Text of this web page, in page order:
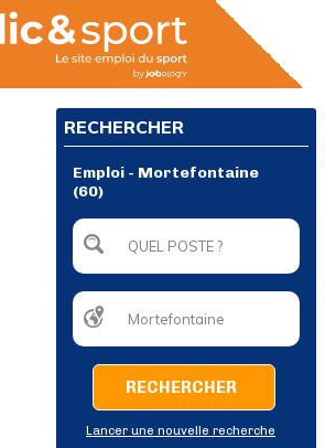
RECHERCHER
Emploi - Mortefontaine
(60)
RECHERCHER
Lancer une nouvelle recherche